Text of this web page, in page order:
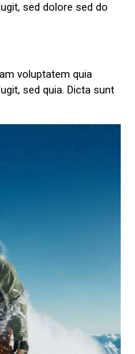
sed dolore sed do
voluptatem quia
sed quia. Dicta sunt